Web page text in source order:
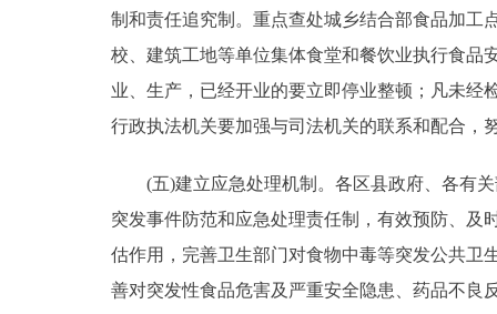
制和责任追究制。重点查处城乡结合部食品加工
校、建筑工地等单位集体食堂和餐饮业执行食品
业、生产，已经开业的要立即停业整顿；凡未经
行政执法机关要加强与司法机关的联系和配合
(五)建立应急处理机制。各区县政府、各有关
突发事件防范和应急处理责任制，有效预防、及
估作用，完善卫生部门对食物中毒等突发公共卫
善对突发性食品危害及严重安全隐患、药品不良